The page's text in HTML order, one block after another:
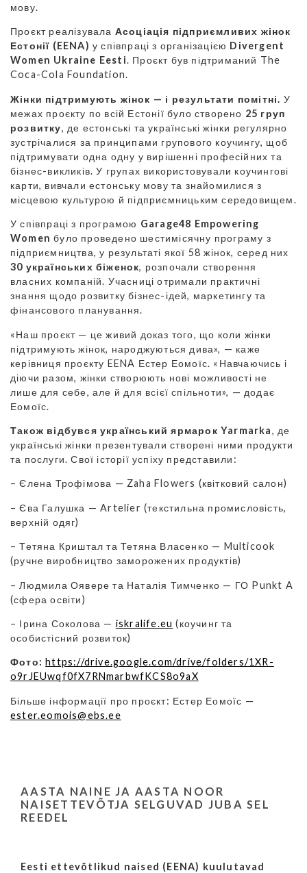
мову.
Проєкт реалізувала Асоціація підприємливих жінок
Естонії (EENA) у співпраці з організацією Divergent
Women Ukraine Eesti. Проєкт був підтриманий The
Coca-Cola Foundation.
Жінки підтримують жінок — і результати помітні. У
межах проєкту по всій Естонії було створено 25 груп
розвитку, де естонські та українські жінки регулярно
зустрічалися за принципами групового коучингу, щоб
підтримувати одна одну у вирішенні професійних та
бізнес-викликів. У групах використовували коучингові
карти, вивчали естонську мову та знайомилися з
місцевою культурою й підприємницьким середовищем.
У співпраці з програмою Garage48 Empowering
Women було проведено шестимісячну програму з
підприємництва, у результаті якої 58 жінок, серед них
30 українських біженок, розпочали створення
власних компаній. Учасниці отримали практичні
знання щодо розвитку бізнес-ідей, маркетингу та
фінансового планування.
«Наш проєкт — це живий доказ того, що коли жінки
підтримують жінок, народжуються дива», — каже
керівниця проєкту EENA Естер Еомоїс. «Навчаючись і
діючи разом, жінки створюють нові можливості не
лише для себе, але й для всієї спільноти», — додає
Еомоїс.
Також відбувся український ярмарок Yarmarka, де
українські жінки презентували створені ними продукти
та послуги. Свої історії успіху представили:
– Єлена Трофімова — Zaha Flowers (квітковий салон)
– Єва Галушка — Artelier (текстильна промисловість,
верхній одяг)
– Тетяна Криштал та Тетяна Власенко — Multicook
(ручне виробництво заморожених продуктів)
– Людмила Оявере та Наталія Тимченко — ГО Punkt A
(сфера освіти)
– Ірина Соколова — iskralife.eu (коучинг та
особистісний розвиток)
Фото:https://drive.google.com/drive/folders/1XR-
o9rJEUwqf0fX7RNmarbwfKCS8o9aX
Більше інформації про проєкт: Естер Еомоїс —
ester.eomois@ebs.ee
AASTA NAINE JA AASTA NOOR
NAISETTEVÕTJA SELGUVAD JUBA SEL
REEDEL
Eesti ettevõtlikud naised (EENA) kuulutavad